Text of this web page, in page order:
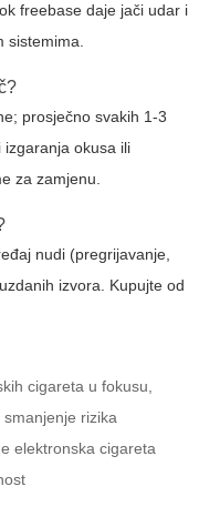
freebase daje jači udar i
prosječno svakih 1-3
okusa ili
za zamjenu.
nudi (pregrijavanje,
izvora. Kupujte od
cigareta u fokusu,
rizika
elektronska cigareta